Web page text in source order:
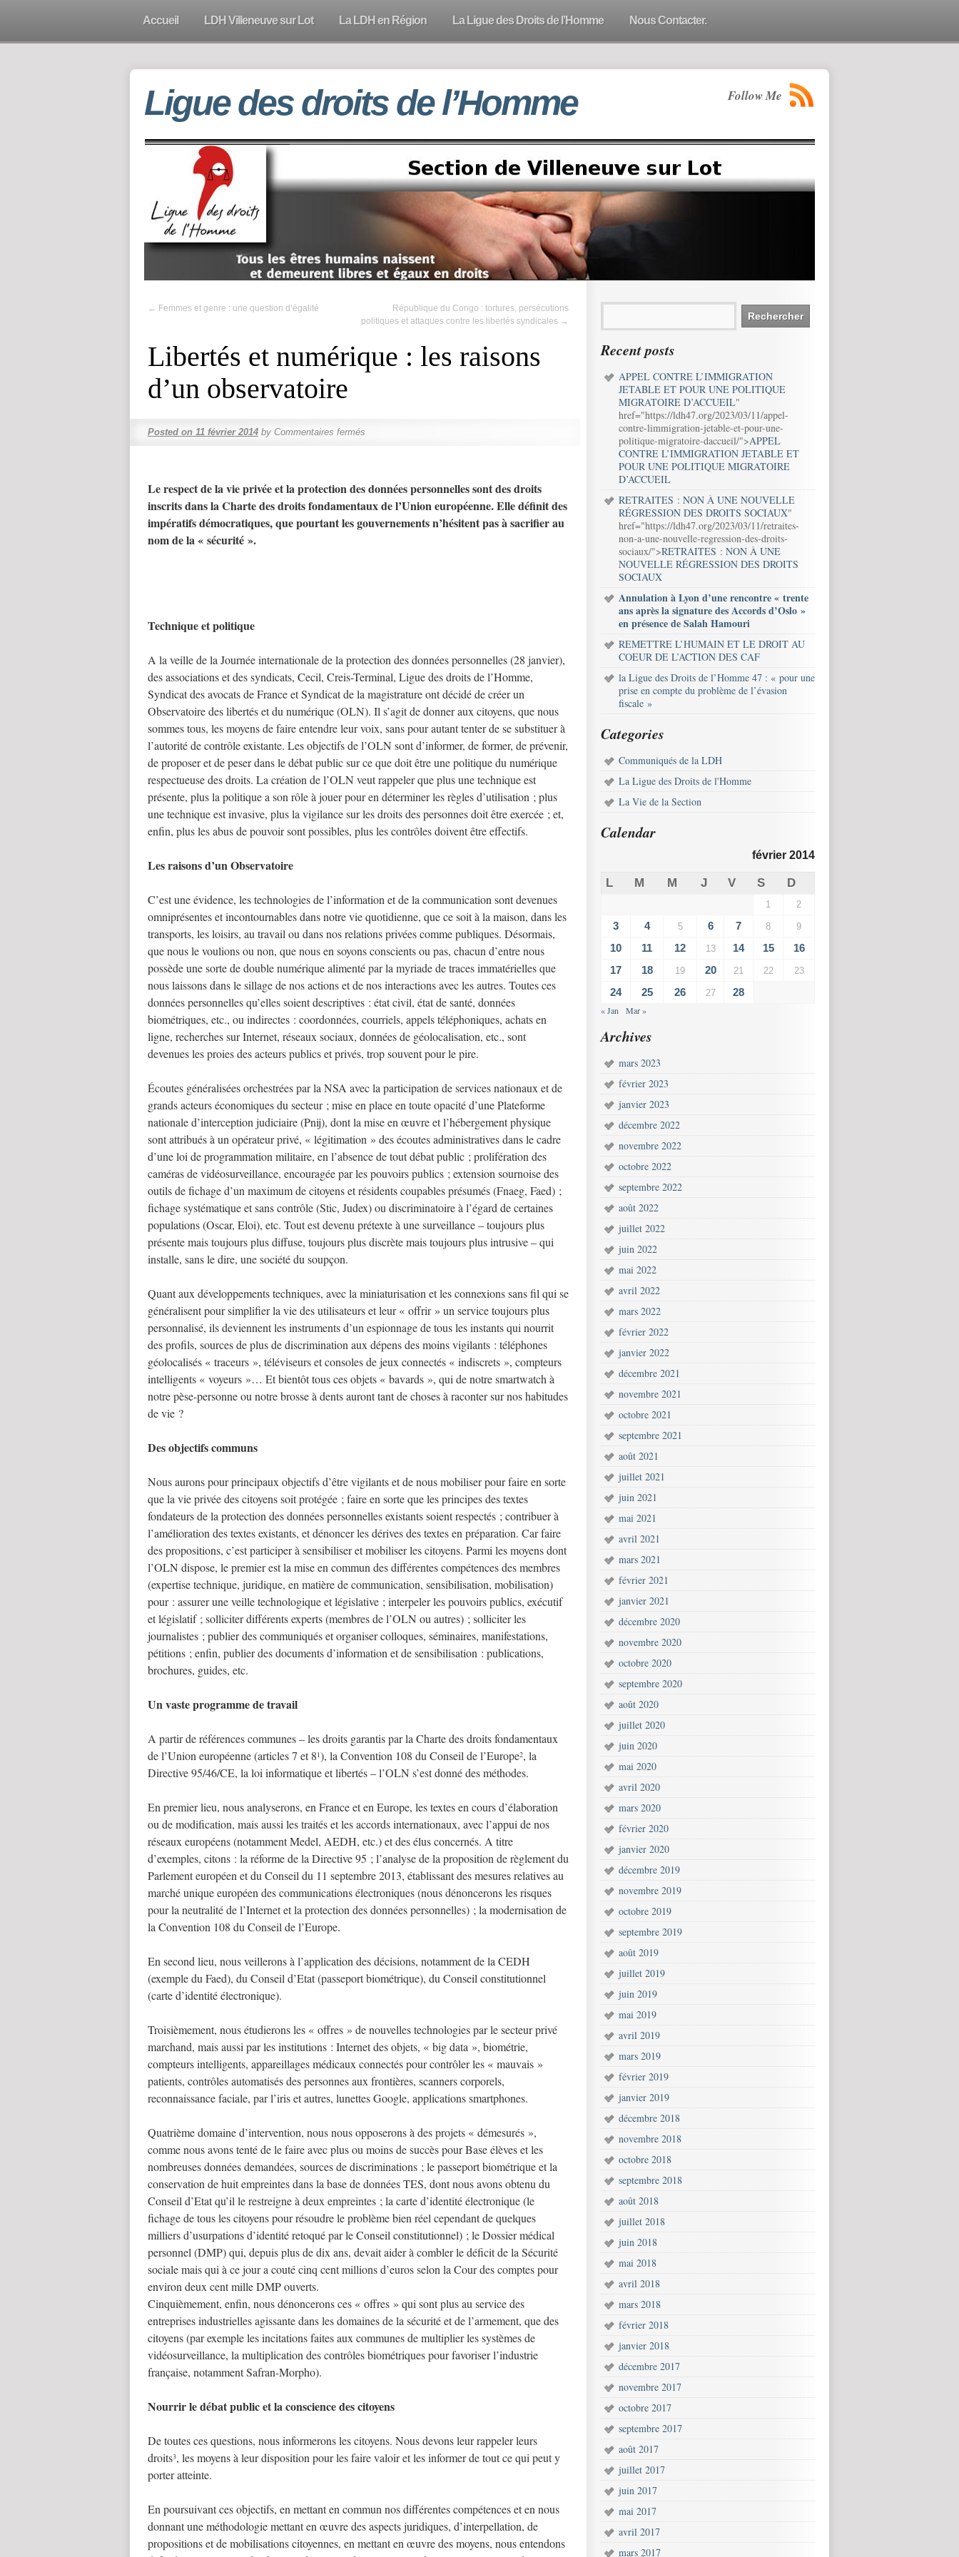
Accueil LDH Villeneuve sur Lot La LDH en Région La Ligue des Droits de l’Homme Nous Contacter.
Ligue des droits de l’Homme Follow Me
← Femmes et genre : une question d’égalité
République du Congo : tortures, persécutions
politiques et attaques contre les libertés syndicales →
Libertés et numérique : les raisons
d’un observatoire
Posted on 11 février 2014 by Commentaires fermés
Le respect de la vie privée et la protection des données personnelles sont des droits
inscrits dans la Charte des droits fondamentaux de l’Union européenne. Elle définit des
impératifs démocratiques, que pourtant les gouvernements n’hésitent pas à sacrifier au
nom de la « sécurité ».
Technique et politique
A la veille de la Journée internationale de la protection des données personnelles (28 janvier),
des associations et des syndicats, Cecil, Creis-Terminal, Ligue des droits de l’Homme,
Syndicat des avocats de France et Syndicat de la magistrature ont décidé de créer un
Observatoire des libertés et du numérique (OLN). Il s’agit de donner aux citoyens, que nous
sommes tous, les moyens de faire entendre leur voix, sans pour autant tenter de se substituer à
l’autorité de contrôle existante. Les objectifs de l’OLN sont d’informer, de former, de prévenir,
de proposer et de peser dans le débat public sur ce que doit être une politique du numérique
respectueuse des droits. La création de l’OLN veut rappeler que plus une technique est
présente, plus la politique a son rôle à jouer pour en déterminer les règles d’utilisation ; plus
une technique est invasive, plus la vigilance sur les droits des personnes doit être exercée ; et,
enfin, plus les abus de pouvoir sont possibles, plus les contrôles doivent être effectifs.
Les raisons d’un Observatoire
C’est une évidence, les technologies de l’information et de la communication sont devenues
omniprésentes et incontournables dans notre vie quotidienne, que ce soit à la maison, dans les
transports, les loisirs, au travail ou dans nos relations privées comme publiques. Désormais,
que nous le voulions ou non, que nous en soyons conscients ou pas, chacun d’entre nous
possède une sorte de double numérique alimenté par la myriade de traces immatérielles que
nous laissons dans le sillage de nos actions et de nos interactions avec les autres. Toutes ces
données personnelles qu’elles soient descriptives : état civil, état de santé, données
biométriques, etc., ou indirectes : coordonnées, courriels, appels téléphoniques, achats en
ligne, recherches sur Internet, réseaux sociaux, données de géolocalisation, etc., sont
devenues les proies des acteurs publics et privés, trop souvent pour le pire.
Écoutes généralisées orchestrées par la NSA avec la participation de services nationaux et de
grands acteurs économiques du secteur ; mise en place en toute opacité d’une Plateforme
nationale d’interception judiciaire (Pnij), dont la mise en œuvre et l’hébergement physique
sont attribués à un opérateur privé, « légitimation » des écoutes administratives dans le cadre
d’une loi de programmation militaire, en l’absence de tout débat public ; prolifération des
caméras de vidéosurveillance, encouragée par les pouvoirs publics ; extension sournoise des
outils de fichage d’un maximum de citoyens et résidents coupables présumés (Fnaeg, Faed) ;
fichage systématique et sans contrôle (Stic, Judex) ou discriminatoire à l’égard de certaines
populations (Oscar, Eloi), etc. Tout est devenu prétexte à une surveillance – toujours plus
présente mais toujours plus diffuse, toujours plus discrète mais toujours plus intrusive – qui
installe, sans le dire, une société du soupçon.
Quant aux développements techniques, avec la miniaturisation et les connexions sans fil qui se
généralisent pour simplifier la vie des utilisateurs et leur « offrir » un service toujours plus
personnalisé, ils deviennent les instruments d’un espionnage de tous les instants qui nourrit
des profils, sources de plus de discrimination aux dépens des moins vigilants : téléphones
géolocalisés « traceurs », téléviseurs et consoles de jeux connectés « indiscrets », compteurs
intelligents « voyeurs »… Et bientôt tous ces objets « bavards », qui de notre smartwatch à
notre pèse-personne ou notre brosse à dents auront tant de choses à raconter sur nos habitudes
de vie ?
Des objectifs communs
Nous aurons pour principaux objectifs d’être vigilants et de nous mobiliser pour faire en sorte
que la vie privée des citoyens soit protégée ; faire en sorte que les principes des textes
fondateurs de la protection des données personnelles existants soient respectés ; contribuer à
l’amélioration des textes existants, et dénoncer les dérives des textes en préparation. Car faire
des propositions, c’est participer à sensibiliser et mobiliser les citoyens. Parmi les moyens dont
l’OLN dispose, le premier est la mise en commun des différentes compétences des membres
(expertise technique, juridique, en matière de communication, sensibilisation, mobilisation)
pour : assurer une veille technologique et législative ; interpeler les pouvoirs publics, exécutif
et législatif ; solliciter différents experts (membres de l’OLN ou autres) ; solliciter les
journalistes ; publier des communiqués et organiser colloques, séminaires, manifestations,
pétitions ; enfin, publier des documents d’information et de sensibilisation : publications,
brochures, guides, etc.
Un vaste programme de travail
A partir de références communes – les droits garantis par la Charte des droits fondamentaux
de l’Union européenne (articles 7 et 81), la Convention 108 du Conseil de l’Europe2, la
Directive 95/46/CE, la loi informatique et libertés – l’OLN s’est donné des méthodes.
En premier lieu, nous analyserons, en France et en Europe, les textes en cours d’élaboration
ou de modification, mais aussi les traités et les accords internationaux, avec l’appui de nos
réseaux européens (notamment Medel, AEDH, etc.) et des élus concernés. A titre
d’exemples, citons : la réforme de la Directive 95 ; l’analyse de la proposition de règlement du
Parlement européen et du Conseil du 11 septembre 2013, établissant des mesures relatives au
marché unique européen des communications électroniques (nous dénoncerons les risques
pour la neutralité de l’Internet et la protection des données personnelles) ; la modernisation de
la Convention 108 du Conseil de l’Europe.
En second lieu, nous veillerons à l’application des décisions, notamment de la CEDH
(exemple du Faed), du Conseil d’Etat (passeport biométrique), du Conseil constitutionnel
(carte d’identité électronique).
Troisièmement, nous étudierons les « offres » de nouvelles technologies par le secteur privé
marchand, mais aussi par les institutions : Internet des objets, « big data », biométrie,
compteurs intelligents, appareillages médicaux connectés pour contrôler les « mauvais »
patients, contrôles automatisés des personnes aux frontières, scanners corporels,
reconnaissance faciale, par l’iris et autres, lunettes Google, applications smartphones.
Quatrième domaine d’intervention, nous nous opposerons à des projets « démesurés »,
comme nous avons tenté de le faire avec plus ou moins de succès pour Base élèves et les
nombreuses données demandées, sources de discriminations ; le passeport biométrique et la
conservation de huit empreintes dans la base de données TES, dont nous avons obtenu du
Conseil d’Etat qu’il le restreigne à deux empreintes ; la carte d’identité électronique (le
fichage de tous les citoyens pour résoudre le problème bien réel cependant de quelques
milliers d’usurpations d’identité retoqué par le Conseil constitutionnel) ; le Dossier médical
personnel (DMP) qui, depuis plus de dix ans, devait aider à combler le déficit de la Sécurité
sociale mais qui à ce jour a couté cinq cent millions d’euros selon la Cour des comptes pour
environ deux cent mille DMP ouverts.
Cinquièmement, enfin, nous dénoncerons ces « offres » qui sont plus au service des
entreprises industrielles agissante dans les domaines de la sécurité et de l’armement, que des
citoyens (par exemple les incitations faites aux communes de multiplier les systèmes de
vidéosurveillance, la multiplication des contrôles biométriques pour favoriser l’industrie
française, notamment Safran-Morpho).
Nourrir le débat public et la conscience des citoyens
De toutes ces questions, nous informerons les citoyens. Nous devons leur rappeler leurs
droits3, les moyens à leur disposition pour les faire valoir et les informer de tout ce qui peut y
porter atteinte.
En poursuivant ces objectifs, en mettant en commun nos différentes compétences et en nous
donnant une méthodologie mettant en œuvre des aspects juridiques, d’interpellation, de
propositions et de mobilisations citoyennes, en mettant en œuvre des moyens, nous entendons
Recent posts
APPEL CONTRE L’IMMIGRATION
JETABLE ET POUR UNE POLITIQUE
MIGRATOIRE D’ACCUEIL"
href="https://ldh47.org/2023/03/11/appel-
contre-limmigration-jetable-et-pour-une-
politique-migratoire-daccueil/">APPEL
CONTRE L’IMMIGRATION JETABLE ET
POUR UNE POLITIQUE MIGRATOIRE
D’ACCUEIL
RETRAITES : NON À UNE NOUVELLE
RÉGRESSION DES DROITS SOCIAUX"
href="https://ldh47.org/2023/03/11/retraites-
non-a-une-nouvelle-regression-des-droits-
sociaux/">RETRAITES : NON À UNE
NOUVELLE RÉGRESSION DES DROITS
SOCIAUX
Annulation à Lyon d’une rencontre « trente
ans après la signature des Accords d’Oslo »
en présence de Salah Hamouri
REMETTRE L’HUMAIN ET LE DROIT AU
COEUR DE L’ACTION DES CAF
la Ligue des Droits de l’Homme 47 : « pour une
prise en compte du problème de l’évasion
fiscale »
Categories
Communiqués de la LDH
La Ligue des Droits de l'Homme
La Vie de la Section
Calendar
février 2014
L M M J V S D
1 2
3 4 5 6 7 8 9
10 11 12 13 14 15
16
17
18 19 20 21 22 23
24 25 26 27 28
« Jan Mar »
Archives
mars 2023
février 2023
janvier 2023
décembre 2022
novembre 2022
octobre 2022
septembre 2022
août 2022
juillet 2022
juin 2022
mai 2022
avril 2022
mars 2022
février 2022
janvier 2022
décembre 2021
novembre 2021
octobre 2021
septembre 2021
août 2021
juillet 2021
juin 2021
mai 2021
avril 2021
mars 2021
février 2021
janvier 2021
décembre 2020
novembre 2020
octobre 2020
septembre 2020
août 2020
juillet 2020
juin 2020
mai 2020
avril 2020
mars 2020
février 2020
janvier 2020
décembre 2019
novembre 2019
octobre 2019
septembre 2019
août 2019
juillet 2019
juin 2019
mai 2019
avril 2019
mars 2019
février 2019
janvier 2019
décembre 2018
novembre 2018
octobre 2018
septembre 2018
août 2018
juillet 2018
juin 2018
mai 2018
avril 2018
mars 2018
février 2018
janvier 2018
décembre 2017
novembre 2017
octobre 2017
septembre 2017
août 2017
juillet 2017
juin 2017
mai 2017
avril 2017
mars 2017